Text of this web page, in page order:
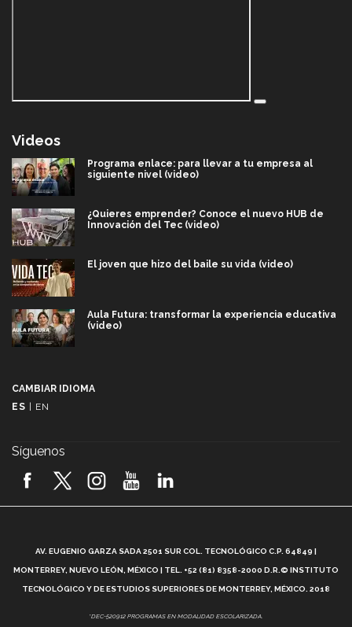
Videos
Programa enlace: para llevar a tu empresa al
siguiente nivel (video)
¿Quieres emprender? Conoce el nuevo HUB de
Innovación del Tec (video)
El joven que hizo del baile su vida (video)
Aula Futura: transformar la experiencia educativa
(video)
2026! (video)
¿Cómo es el Modelo Educativo Tec? (video)
Vida Tec: Feminismo e Inteligencia Artificial, Paola
CAMBIAR IDIOMA
ES
EN
Síguenos
AV. EUGENIO GARZA SADA 2501 SUR COL. TECNOLÓGICO C.P. 64849 |
MONTERREY, NUEVO LEÓN, MÉXICO | TEL. +52 (81) 8358-2000 D.R.© INSTITUTO
TECNOLÓGICO Y DE ESTUDIOS SUPERIORES DE MONTERREY, MÉXICO. 2018
*DEC-520912 PROGRAMAS EN MODALIDAD ESCOLARIZADA.